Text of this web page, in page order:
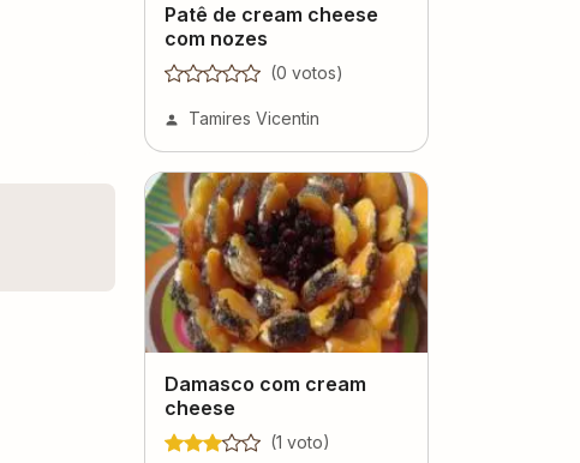
Patê de cream cheese
com nozes
(0 votos)
Tamires Vicentin
Damasco com cream
cheese
(1 voto)